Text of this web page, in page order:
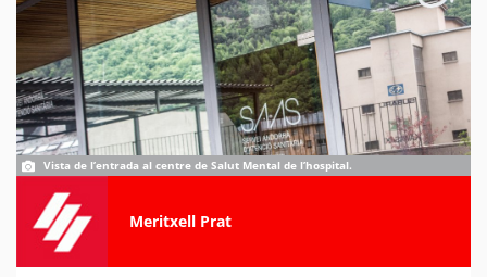
Vista de l’entrada al centre de Salut Mental de l’hospital.
Meritxell Prat